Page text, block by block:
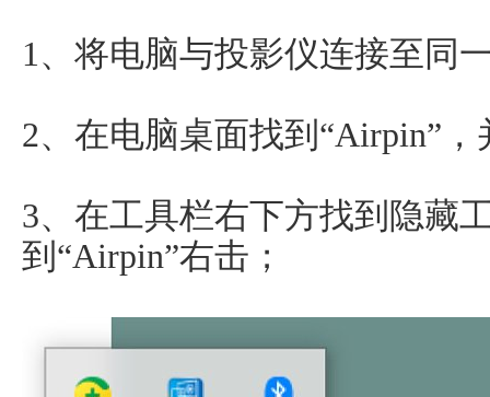
1、将电脑与投影仪连接至同
2、在电脑桌面找到“Airpin”
3、在工具栏右下方找到隐藏
到“Airpin”右击；